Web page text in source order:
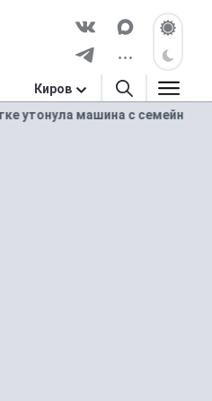
Киров
машина с семейной парой